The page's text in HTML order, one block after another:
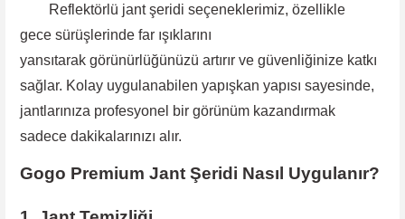
Reflektörlü jant şeridi seçeneklerimiz, özellikle
gece sürüşlerinde far ışıklarını
yansıtarak görünürlüğünüzü artırır ve güvenliğinize katkı
sağlar. Kolay uygulanabilen yapışkan yapısı sayesinde,
jantlarınıza profesyonel bir görünüm kazandırmak
sadece dakikalarınızı alır.
Gogo Premium Jant Şeridi Nasıl Uygulanır?